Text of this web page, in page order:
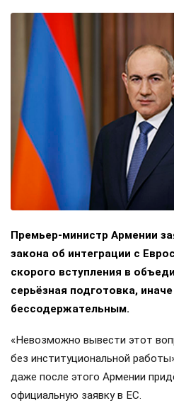
Премьер-министр Армении
закона об интеграции с
скорого вступления в
серьёзная подготовка,
бессодержательным.
«Невозможно вывести этот
без институциональной
даже после этого Армении
официальную заявку в ЕС.